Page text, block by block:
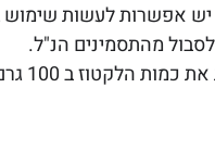
יש אפשרות לעשות שימוש
מהתסמינים הנ"ל.
ב 100 גרם מוצרי חלב."